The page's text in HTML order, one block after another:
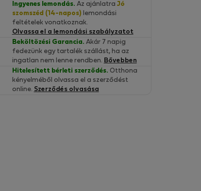
Ingyenes lemondás. Az ajánlatra Jó
szomszéd (14-napos) lemondási
feltételek vonatkoznak.
Olvassa el a lemondási szabályzatot
Beköltözési Garancia. Akár 7 napig
fedezünk egy tartalék szállást, ha az
ingatlan nem lenne rendben. Bővebben
Hitelesített bérleti szerződés. Otthona
kényelméből olvassa el a szerződést
online. Szerződés olvasása